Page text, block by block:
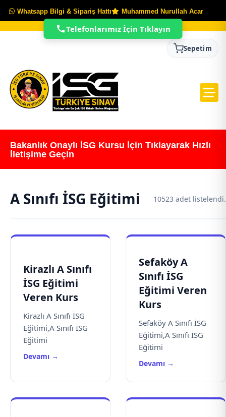
Whatsapp Bilgi & Sipariş Hattı Muhammed Nurullah Acar
Sepetim
Bakanlık Onaylı İSG Kursu İçin Tıklayarak Hızlı
İletişime Geçin
A Sınıfı İSG Eğitimi 10523 adet listelendi.
Kirazlı A Sınıfı
İSG Eğitimi
Veren Kurs
Kirazlı A Sınıfı İSG
Eğitimi,A Sınıfı İSG
Eğitimi
Devamı →
Sefaköy A
Sınıfı İSG
Eğitimi Veren
Kurs
Sefaköy A Sınıfı İSG
Eğitimi,A Sınıfı İSG
Eğitimi
Devamı →
Telefonlarımız İçin Tıklayın